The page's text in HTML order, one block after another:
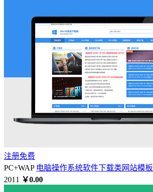
注册免费
PC+WAP 电脑操作系统软件下载类网站模板
2011 ￥0.00